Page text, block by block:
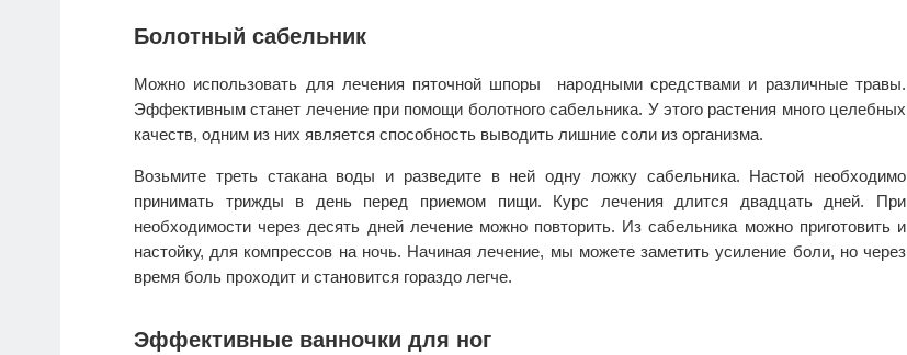
Болотный сабельник
Можно использовать для лечения пяточной шпоры народными средствами и различные травы.
Эффективным станет лечение при помощи болотного сабельника. У этого растения много целебных
качеств, одним из них является способность выводить лишние соли из организма.
Возьмите треть стакана воды и разведите в ней одну ложку сабельника. Настой необходимо
принимать трижды в день перед приемом пищи. Курс лечения длится двадцать дней. При
необходимости через десять дней лечение можно повторить. Из сабельника можно приготовить и
настойку, для компрессов на ночь. Начиная лечение, мы можете заметить усиление боли, но через
время боль проходит и становится гораздо легче.
Эффективные ванночки для ног